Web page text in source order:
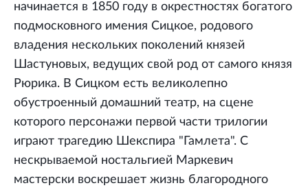
начинается в 1850 году в окрестностях богатого
подмосковного имения Сицкое, родового
владения нескольких поколений князей
Шастуновых, ведущих свой род от самого князя
Рюрика. В Сицком есть великолепно
обустроенный домашний театр, на сцене
которого персонажи первой части трилогии
играют трагедию Шекспира "Гамлета". С
нескрываемой ностальгией Маркевич
мастерски воскрешает жизнь благородного